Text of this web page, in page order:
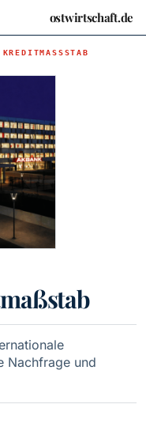
ostwirtschaft.de
Nachfrage und